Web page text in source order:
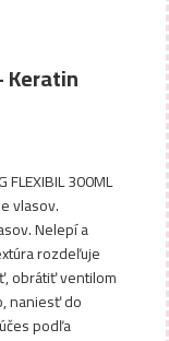
Keratin
FLEXIBIL 300ML
vlasov.
Nelepí a
rozdeľuje
obrátiť ventilom
naniesť do
podľa